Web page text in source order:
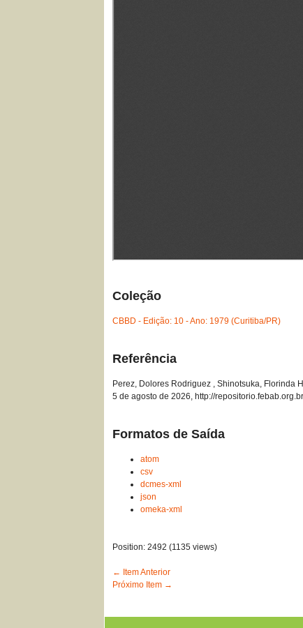
Coleção
CBBD - Edição: 10 - Ano: 1979 (Curitiba/PR)
Referência
Perez, Dolores Rodriguez , Shinotsuka, Florinda
5 de agosto de 2026, http://
Formatos de Saída
atom
csv
dcmes-xml
json
omeka-xml
Position:2492 (1135 views)
← Item Anterior
Próximo Item →